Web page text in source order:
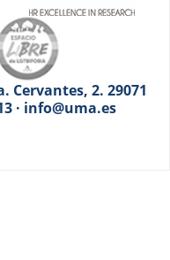
Cervantes, 2. 29071
· info@uma.es